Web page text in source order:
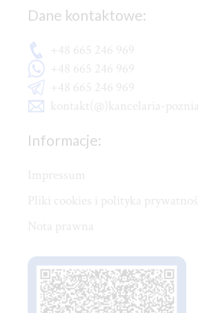
Dane kontaktowe:
+48 665 246 969
+48 665 246 969
+48 665 246 969
kontakt(@)kancelaria-
Informacje:
Impressum
Pliki cookies i polityka
Nota prawna